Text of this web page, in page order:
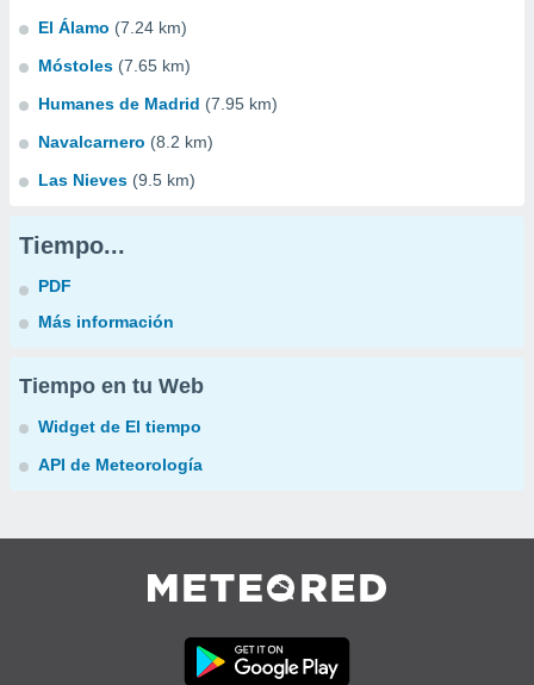
El Álamo (7.24 km)
Móstoles (7.65 km)
Humanes de Madrid (7.95 km)
Navalcarnero (8.2 km)
Las Nieves (9.5 km)
Tiempo...
PDF
Más información
Tiempo en tu Web
Widget de El tiempo
API de Meteorología